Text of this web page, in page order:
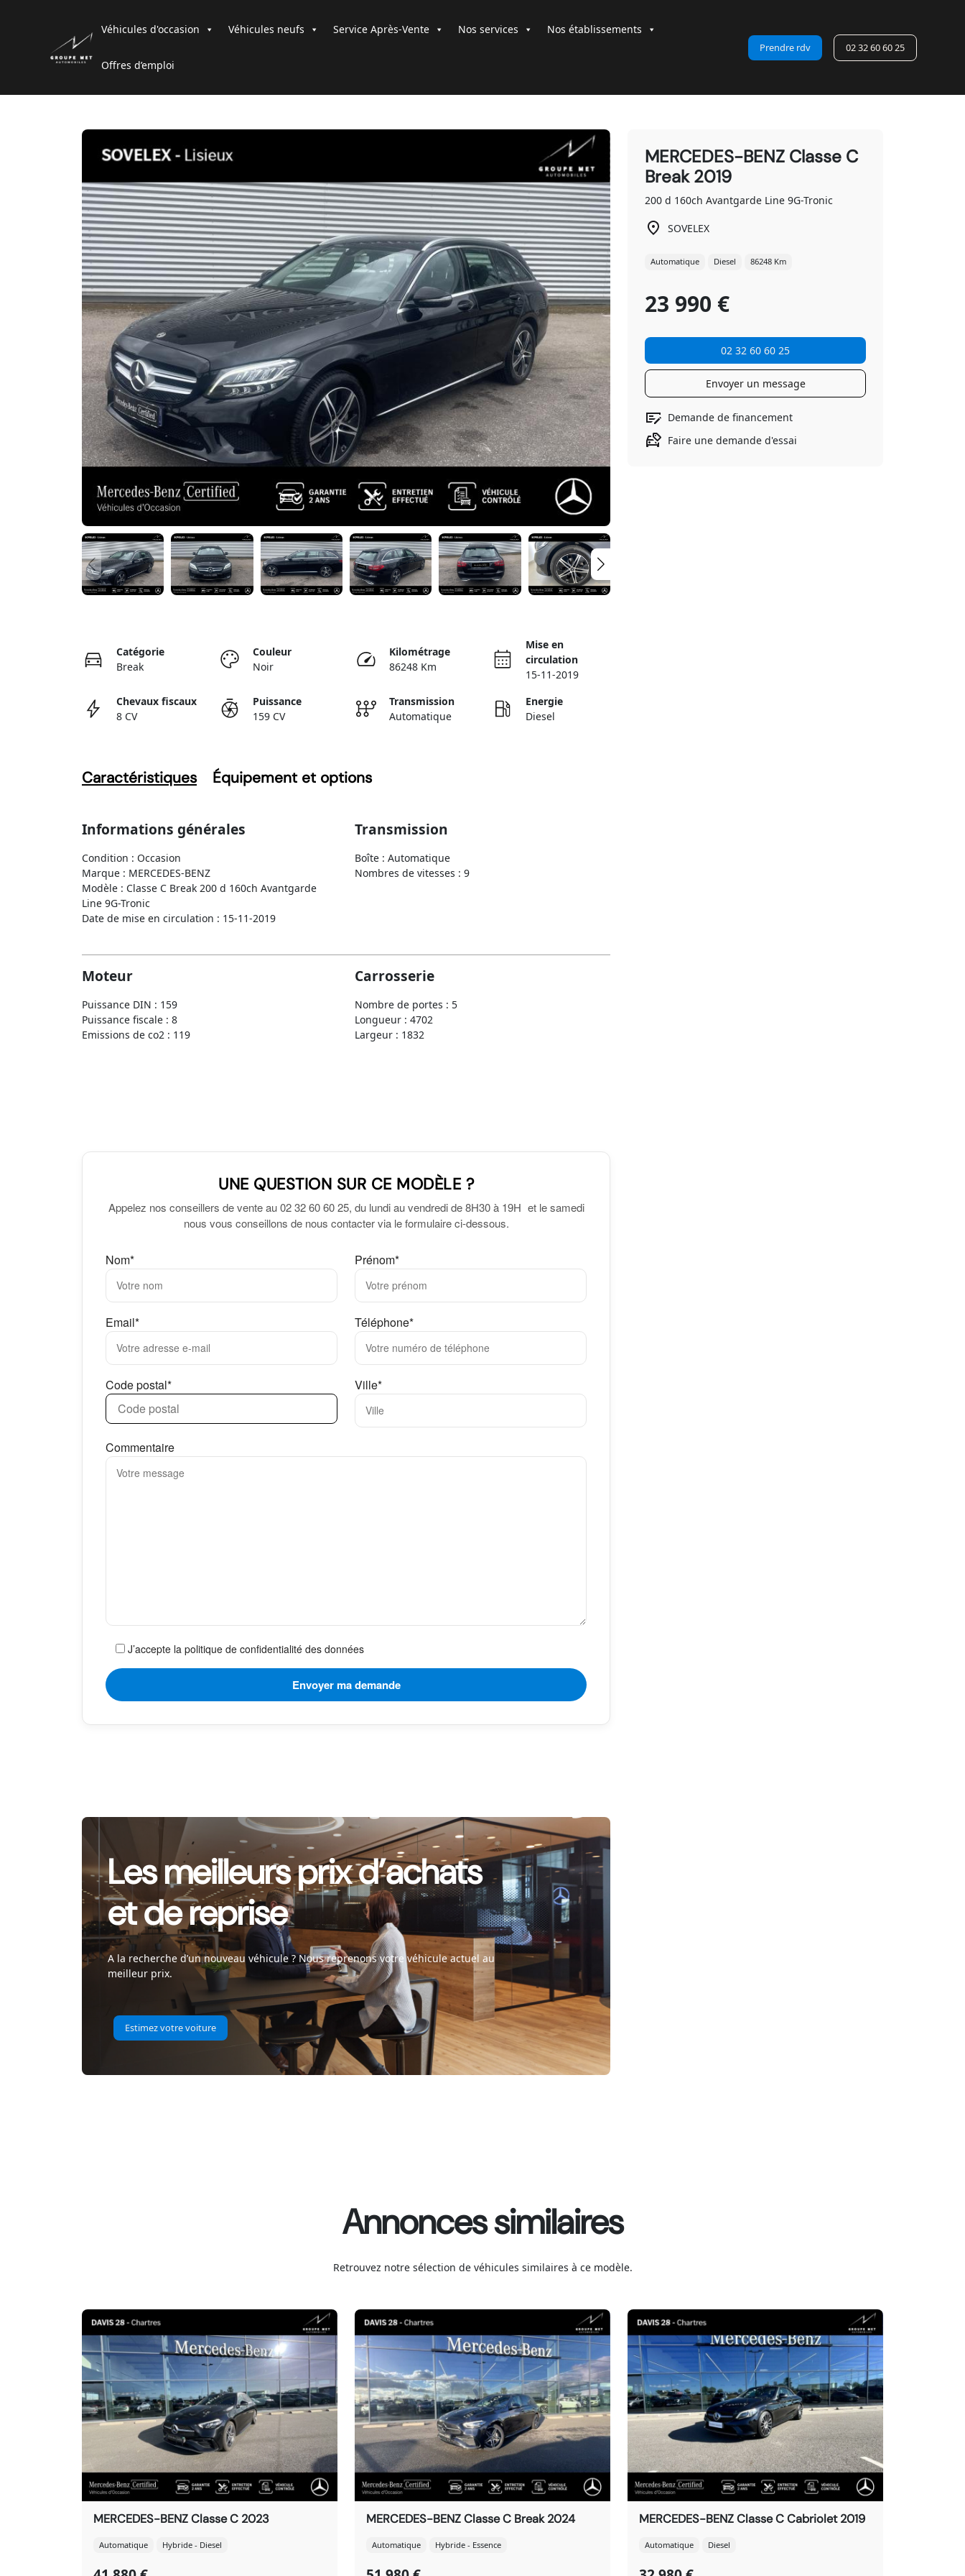
Véhicules d'occasion Véhicules neufs Service Après-Vente Nos services Nos établissements
Offres d’emploi
Prendre rdv 02 32 60 60 25
Catégorie
Break
Couleur
Noir
Kilométrage
86248 Km
Mise en
circulation
15-11-2019
Chevaux fiscaux
8 CV
Puissance
159 CV
Transmission
Automatique
Energie
Diesel
Caractéristiques Équipement et options
Informations générales
Condition : Occasion
Marque : MERCEDES-BENZ
Modèle : Classe C Break 200 d 160ch Avantgarde
Line 9G-Tronic
Date de mise en circulation : 15-11-2019
Transmission
Boîte : Automatique
Nombres de vitesses : 9
Moteur
Puissance DIN : 159
Puissance fiscale : 8
Emissions de co2 : 119
Carrosserie
Nombre de portes : 5
Longueur : 4702
Largeur : 1832
UNE QUESTION SUR CE MODÈLE ?
Appelez nos conseillers de vente au 02 32 60 60 25, du lundi au vendredi de 8H30 à 19H et le samedi
nous vous conseillons de nous contacter via le formulaire ci-dessous.
Nom* Prénom*
Email* Téléphone*
Code postal* Ville*
Commentaire
J’accepte la politique de confidentialité des données
Les meilleurs prix d’achats
et de reprise
A la recherche d’un nouveau véhicule ? Nous reprenons votre véhicule actuel au
meilleur prix.
Estimez votre voiture
MERCEDES-BENZ Classe C
Break 2019
200 d 160ch Avantgarde Line 9G-Tronic
SOVELEX
Automatique Diesel 86248 Km
23 990 €
02 32 60 60 25
Envoyer un message
Demande de financement
Faire une demande d'essai
Annonces similaires
Retrouvez notre sélection de véhicules similaires à ce modèle.
MERCEDES-BENZ Classe C 2023
Automatique Hybride - Diesel
MERCEDES-BENZ Classe C Break 2024
Automatique Hybride - Essence
MERCEDES-BENZ Classe C Cabriolet 2019
Automatique Diesel